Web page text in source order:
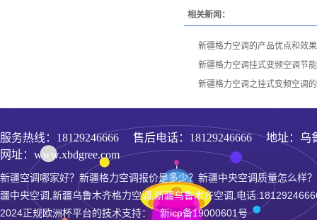
相关新闻：
新疆格力空调的产品优点和效
新疆格力空调挂式变频空调节
新疆格力空调之挂式变频空调
服务热线： 18129246666 售后电话：18129246666 地址：乌
网址：www.xbdgree.com
新疆空调哪家好？新疆格力空调报价是多少？新疆中央空调质量怎么样
疆中央空调,新疆乌鲁木齐格力空调,新疆乌鲁木齐空调,电话
2024正规欧洲杯平台的技术支持： 新icp备19000601号